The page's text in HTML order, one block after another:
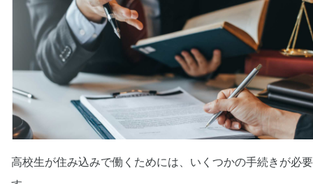
高校生が住み込みで働くためには、いくつかの手続きが必